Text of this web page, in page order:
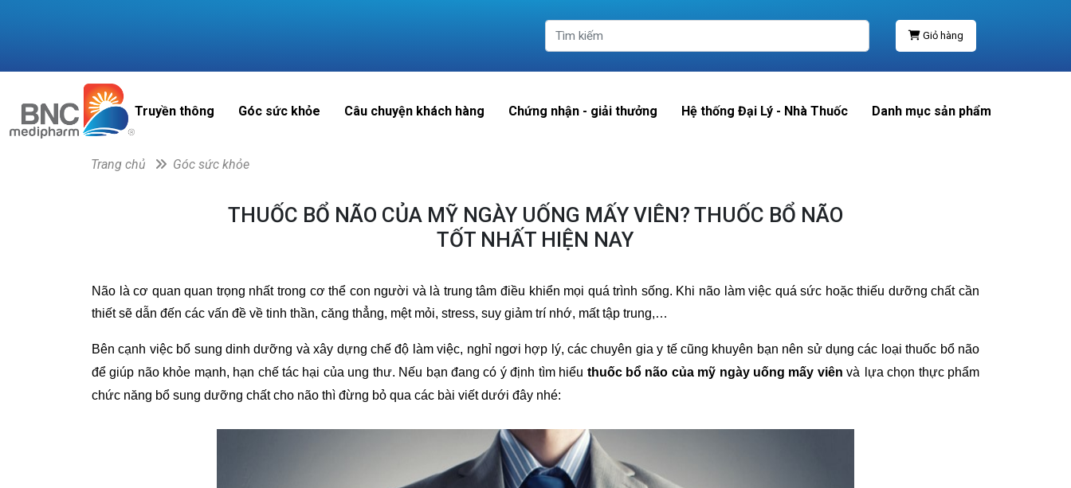
Giỏ hàng
Truyền thông Góc sức khỏe Câu chuyện khách hàng Chứng nhận - giải thưởng Hệ thống Đại Lý - Nhà Thuốc Danh mục sản phẩm
Trang chủ Góc sức khỏe
THUỐC BỔ NÃO CỦA MỸ NGÀY UỐNG MẤY VIÊN? THUỐC BỔ NÃO
TỐT NHẤT HIỆN NAY
Não là cơ quan quan trọng nhất trong cơ thể con người và là trung tâm điều khiển mọi quá trình sống. Khi não làm việc quá sức hoặc thiếu dưỡng chất cần
thiết sẽ dẫn đến các vấn đề về tinh thần, căng thẳng, mệt mỏi, stress, suy giảm trí nhớ, mất tập trung,…
Bên cạnh việc bổ sung dinh dưỡng và xây dựng chế độ làm việc, nghỉ ngơi hợp lý, các chuyên gia y tế cũng khuyên bạn nên sử dụng các loại thuốc bổ não
để giúp não khỏe mạnh, hạn chế tác hại của ung thư. Nếu bạn đang có ý định tìm hiểu thuốc bổ não của mỹ ngày uống mấy viên và
lựa chọn thực phẩm
chức năng bổ sung dưỡng chất cho não thì đừng bỏ qua các bài viết dưới đây nhé: